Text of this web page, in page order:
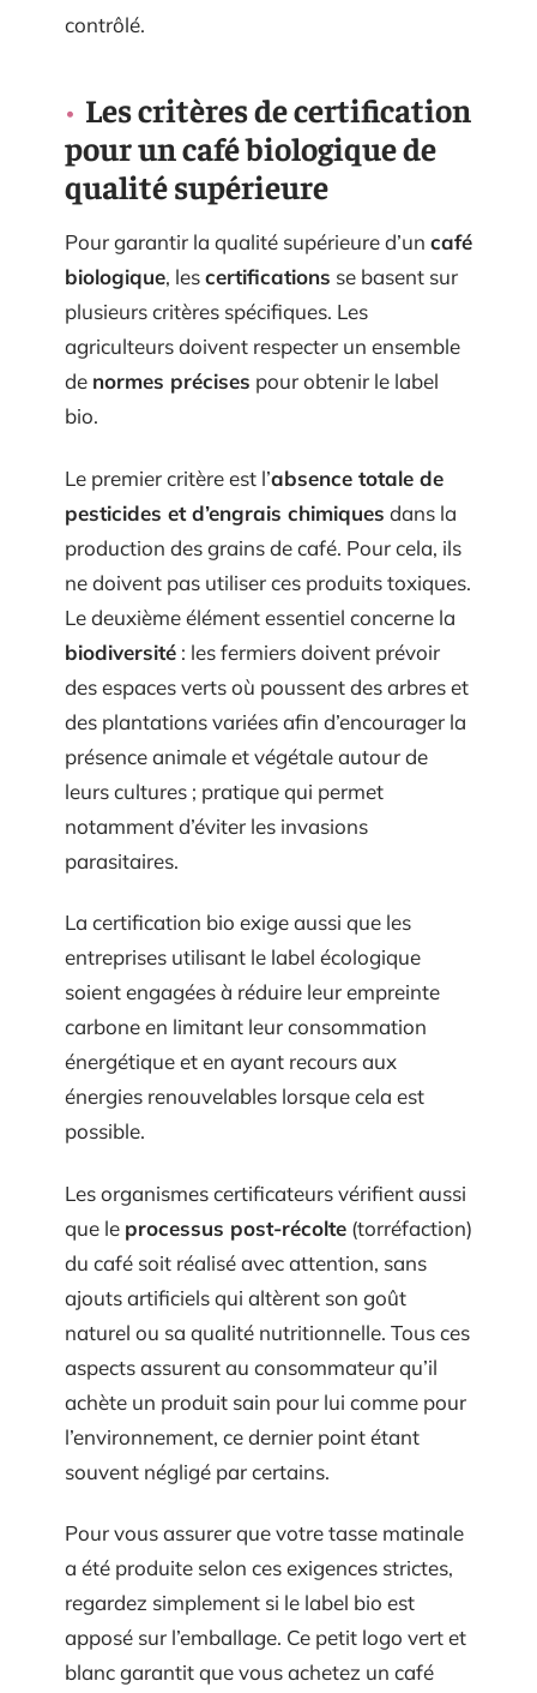
contrôlé.
Les critères de certification
pour un café biologique de
qualité supérieure
Pour garantir la qualité supérieure d’un café
biologique, lescertifications se basent sur
plusieurs critères spécifiques. Les
agriculteurs doivent respecter un ensemble
de normes précises pour obtenir le label
bio.
Le premier critère est l’absence totale de
pesticides et d’engrais chimiques dans la
production des grains de café. Pour cela, ils
ne doivent pas utiliser ces produits toxiques.
Le deuxième élément essentiel concerne la
biodiversité : les fermiers doivent prévoir
des espaces verts où poussent des arbres et
des plantations variées afin d’encourager la
présence animale et végétale autour de
leurs cultures ; pratique qui permet
notamment d’éviter les invasions
parasitaires.
La certification bio exige aussi que les
entreprises utilisant le label écologique
soient engagées à réduire leur empreinte
carbone en limitant leur consommation
énergétique et en ayant recours aux
énergies renouvelables lorsque cela est
possible.
Les organismes certificateurs vérifient aussi
que le processus post-récolte (torréfaction)
du café soit réalisé avec attention, sans
ajouts artificiels qui altèrent son goût
naturel ou sa qualité nutritionnelle. Tous ces
aspects assurent au consommateur qu’il
achète un produit sain pour lui comme pour
l’environnement, ce dernier point étant
souvent négligé par certains.
Pour vous assurer que votre tasse matinale
a été produite selon ces exigences strictes,
regardez simplement si le label bio est
apposé sur l’emballage. Ce petit logo vert et
blanc garantit que vous achetez un café